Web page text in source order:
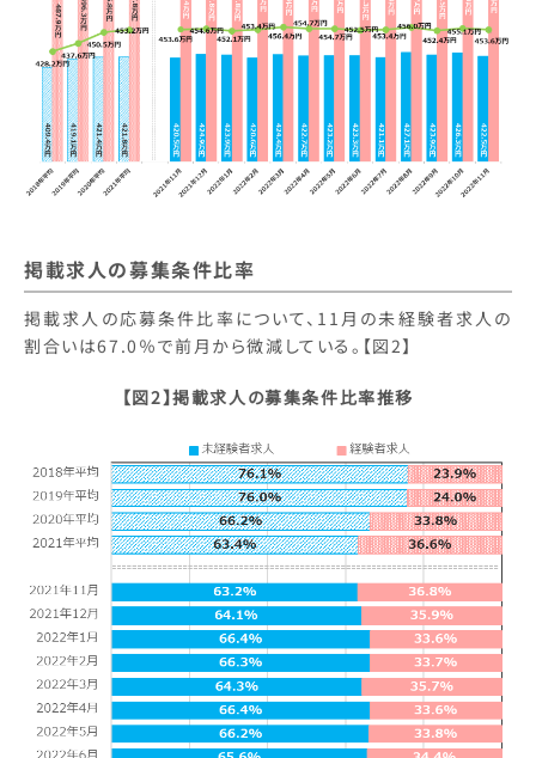
掲載求人の募集条件比率
掲載求人の応募条件比率について、11月の未経験者求人の
割合いは67.0％で前月から微減している。【図2】
【図2】掲載求人の募集条件比率推移